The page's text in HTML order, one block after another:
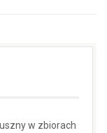
w zbiorach